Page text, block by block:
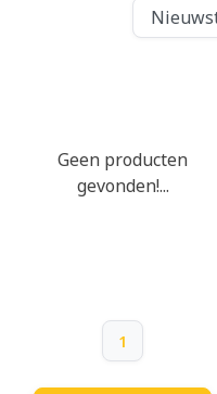
Geen producten
gevonden!...
1